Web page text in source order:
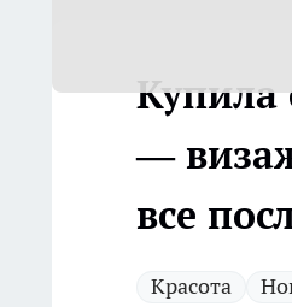
—
все
Красота